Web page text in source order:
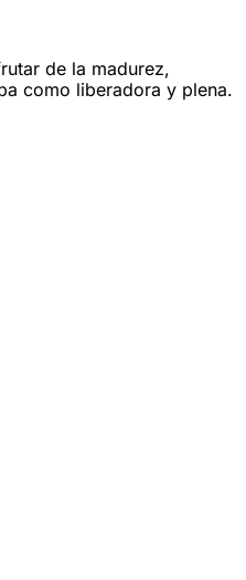
de la madurez,
como liberadora y plena.